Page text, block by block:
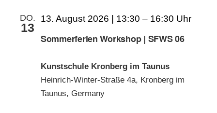
DO.
13
Sommerferien Workshop | SFWS 06
13. August 2026 | 13:30 – 16:30
Kunstschule Kronberg im Taunus
Heinrich-Winter-Straße 4a, Kronberg im
Taunus, Germany